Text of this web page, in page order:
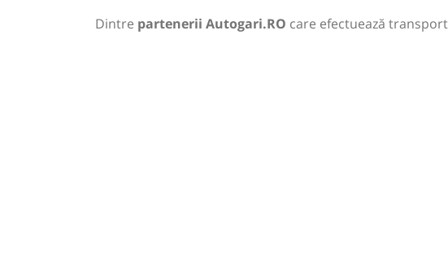
Dintre partenerii Autogari.RO care efectuează